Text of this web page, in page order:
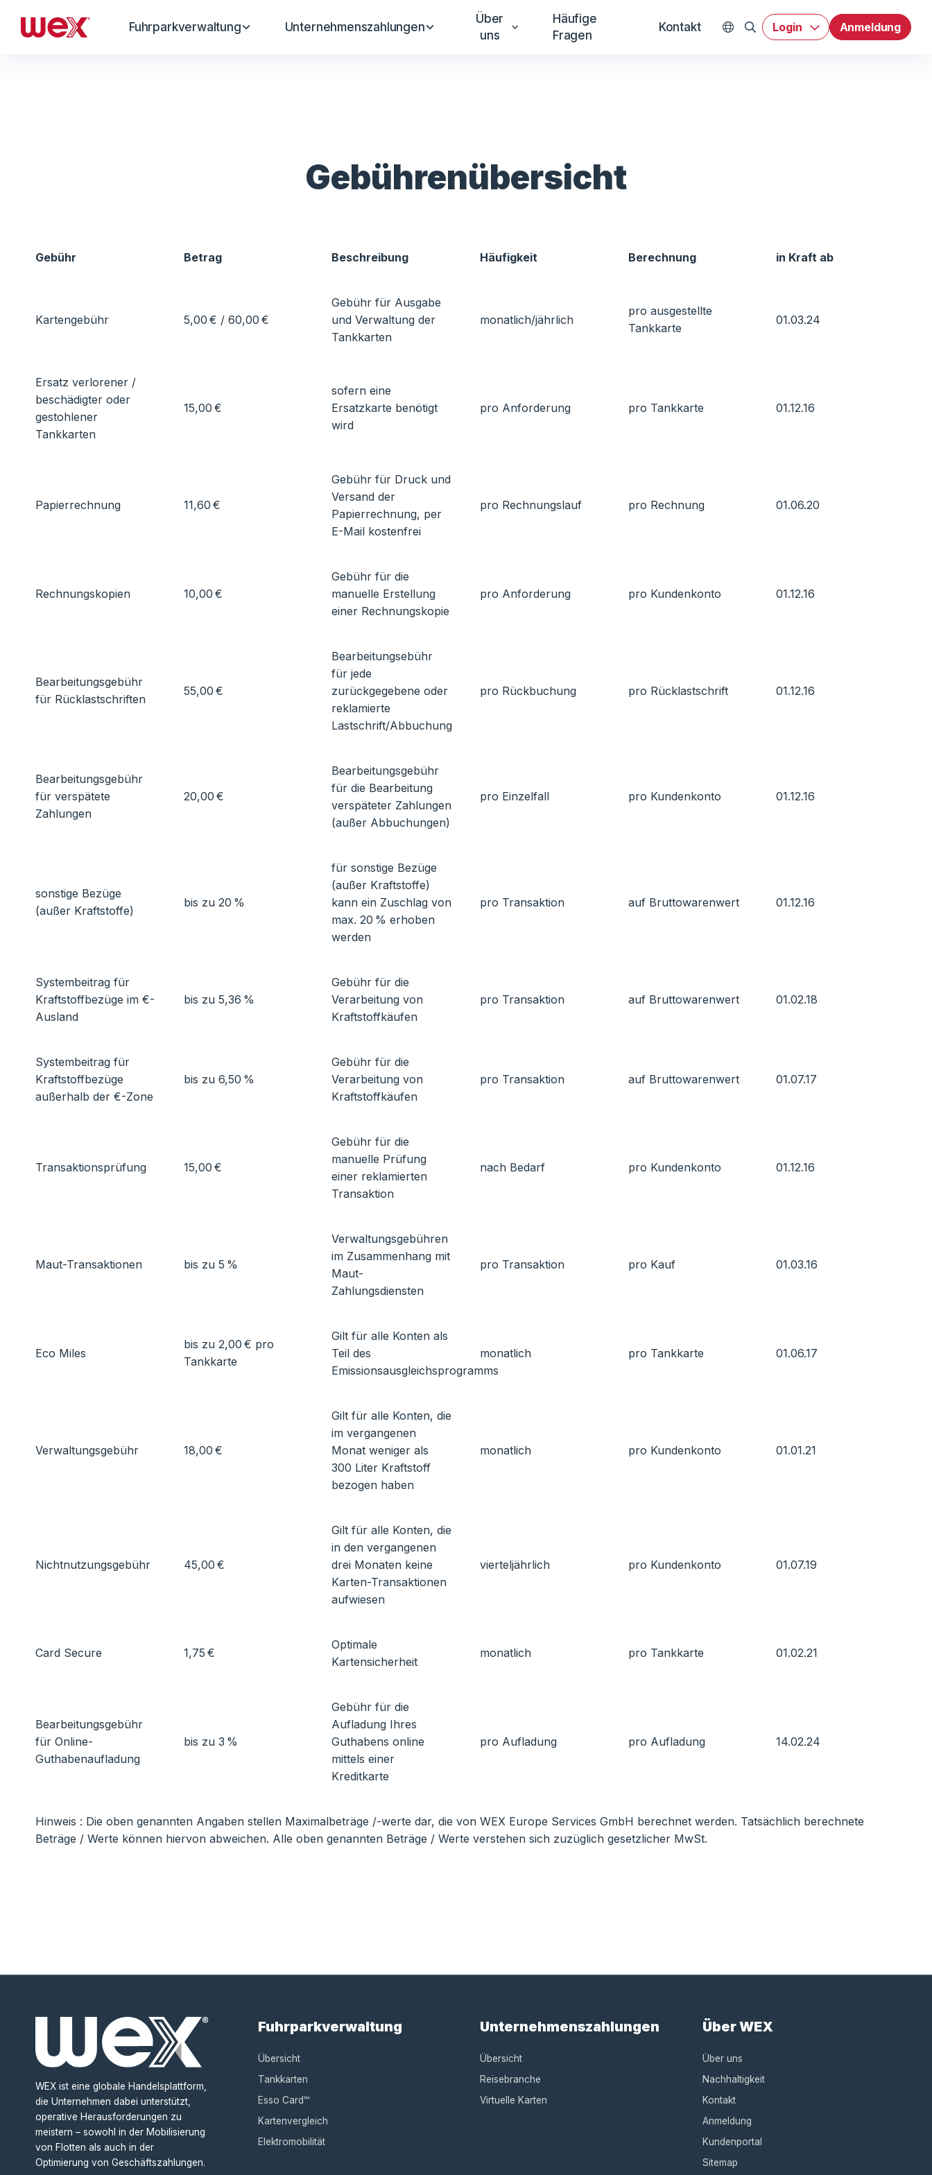
Fuhrparkverwaltung Unternehmenszahlungen
Über
uns
Häufige
Fragen
Kontakt
WEX Worldwide
Login Anmeldung
Gebührenübersicht
Gebühr Betrag Beschreibung Häufigkeit Berechnung in Kraft ab
Kartengebühr 5,00 € / 60,00 €
Gebühr für Ausgabe
und Verwaltung der
Tankkarten
monatlich/jährlich
pro ausgestellte
Tankkarte
01.03.24
Ersatz verlorener /
beschädigter oder
gestohlener
Tankkarten
15,00 €
sofern eine
Ersatzkarte benötigt
wird
pro Anforderung pro Tankkarte 01.12.16
Papierrechnung 11,60 €
Gebühr für Druck und
Versand der
Papierrechnung, per
E-Mail kostenfrei
pro Rechnungslauf pro Rechnung 01.06.20
Rechnungskopien 10,00 €
Gebühr für die
manuelle Erstellung
einer Rechnungskopie
pro Anforderung pro Kundenkonto 01.12.16
Bearbeitungsgebühr
für Rücklastschriften
55,00 €
Bearbeitungsebühr
für jede
zurückgegebene oder
reklamierte
Lastschrift/Abbuchung
pro Rückbuchung pro Rücklastschrift 01.12.16
Bearbeitungsgebühr
für verspätete
Zahlungen
20,00 €
Bearbeitungsgebühr
für die Bearbeitung
verspäteter Zahlungen
(außer Abbuchungen)
pro Einzelfall pro Kundenkonto 01.12.16
sonstige Bezüge
(außer Kraftstoffe)
bis zu 20 %
für sonstige Bezüge
(außer Kraftstoffe)
kann ein Zuschlag von
max. 20 % erhoben
werden
pro Transaktion auf Bruttowarenwert 01.12.16
Systembeitrag für
Kraftstoffbezüge im €-
Ausland
bis zu 5,36 %
Gebühr für die
Verarbeitung von
Kraftstoffkäufen
pro Transaktion auf Bruttowarenwert 01.02.18
Systembeitrag für
Kraftstoffbezüge
außerhalb der €-Zone
bis zu 6,50 %
Gebühr für die
Verarbeitung von
Kraftstoffkäufen
pro Transaktion auf Bruttowarenwert 01.07.17
Transaktionsprüfung 15,00 €
Gebühr für die
manuelle Prüfung
einer reklamierten
Transaktion
nach Bedarf pro Kundenkonto 01.12.16
Maut-Transaktionen bis zu 5 %
Verwaltungsgebühren
im Zusammenhang mit
Maut-
Zahlungsdiensten
pro Transaktion pro Kauf 01.03.16
Eco Miles
bis zu 2,00 € pro
Tankkarte
Gilt für alle Konten als
Teil des
Emissionsausgleichsprogramms
monatlich pro Tankkarte 01.06.17
Verwaltungsgebühr 18,00 €
Gilt für alle Konten, die
im vergangenen
Monat weniger als
300 Liter Kraftstoff
bezogen haben
monatlich pro Kundenkonto 01.01.21
Nichtnutzungsgebühr 45,00 €
Gilt für alle Konten, die
in den vergangenen
drei Monaten keine
Karten-Transaktionen
aufwiesen
vierteljährlich pro Kundenkonto 01.07.19
Card Secure 1,75 €
Optimale
Kartensicherheit
monatlich pro Tankkarte 01.02.21
Bearbeitungsgebühr
für Online-
Guthabenaufladung
bis zu 3 %
Gebühr für die
Aufladung Ihres
Guthabens online
mittels einer
Kreditkarte
pro Aufladung pro Aufladung 14.02.24
Hinweis : Die oben genannten Angaben stellen Maximalbeträge /-werte dar, die von WEX Europe Services GmbH berechnet werden. Tatsächlich berechnete
Beträge / Werte können hiervon abweichen. Alle oben genannten Beträge / Werte verstehen sich zuzüglich gesetzlicher MwSt.
WEX ist eine globale Handelsplattform,
die Unternehmen dabei unterstützt,
operative Herausforderungen zu
meistern – sowohl in der Mobilisierung
von Flotten als auch in der
Optimierung von Geschäftszahlungen.
Fuhrparkverwaltung
Übersicht
Tankkarten
Esso Card™
Kartenvergleich
Elektromobilität
Unternehmenszahlungen
Übersicht
Reisebranche
Virtuelle Karten
Über WEX
Über uns
Nachhaltigkeit
Kontakt
Anmeldung
Kundenportal
Sitemap